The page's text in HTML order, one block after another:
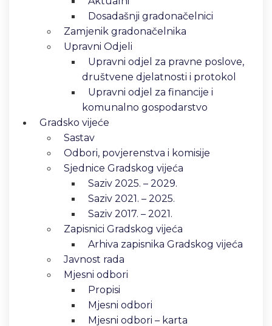
Dosadašnji gradonačelnici
Zamjenik gradonačelnika
Upravni Odjeli
Upravni odjel za pravne poslove,
društvene djelatnosti i protokol
Upravni odjel za financije i
komunalno gospodarstvo
Gradsko vijeće
Sastav
Odbori, povjerenstva i komisije
Sjednice Gradskog vijeća
Saziv 2025. – 2029.
Saziv 2021. – 2025.
Saziv 2017. – 2021.
Zapisnici Gradskog vijeća
Arhiva zapisnika Gradskog vijeća
Javnost rada
Mjesni odbori
Propisi
Mjesni odbori
Mjesni odbori – karta